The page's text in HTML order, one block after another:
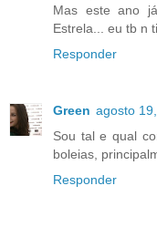
Mas este ano
Estrela... eu tb n
Responder
Green agosto
Sou tal e qual
boleias,
Responder